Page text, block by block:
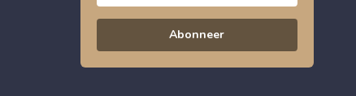
Abonneer